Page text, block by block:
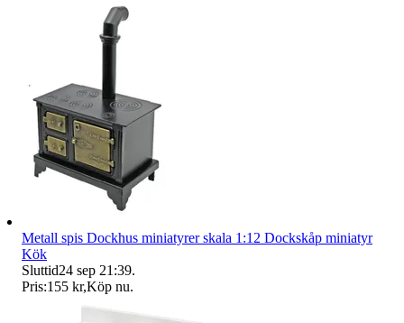
Metall spis Dockhus miniatyrer skala 1:12 Dockskåp miniatyr
Kök
Sluttid24 sep 21:39.
Pris:155 kr,Köp nu.